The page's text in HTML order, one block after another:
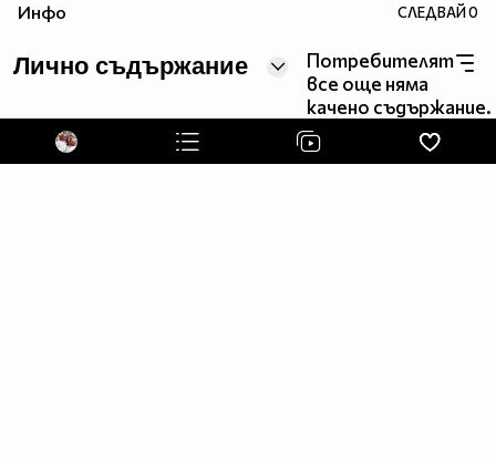
Инфо СЛЕДВАЙ0
Лично съдържание
Потребителят
все още няма
качено съдържание.